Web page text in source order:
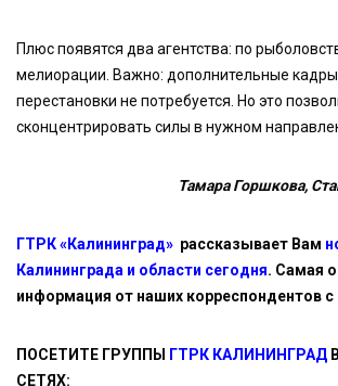
Плюс появятся два агентства: по
мелиорации. Важно: дополнительные
перестановки не потребуется. Но это
сконцентрировать силы в нужном
Тамара Горшкова,
ГТРК «Калининград» рассказывает Вам
Калининграда и области сегодня. Самая
информация от наших корреспондентов
ПОСЕТИТЕ ГРУППЫ ГТРК КАЛИНИНГРАД
СЕТЯХ: